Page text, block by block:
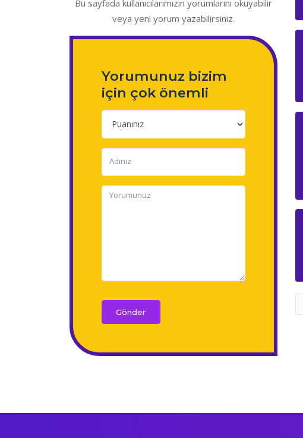
Bu sayfada kullanıcılarımızın yorumlarını okuyabilir
veya yeni yorum yazabilirsiniz.
Yorumunuz bizim
için çok önemli
Gönder